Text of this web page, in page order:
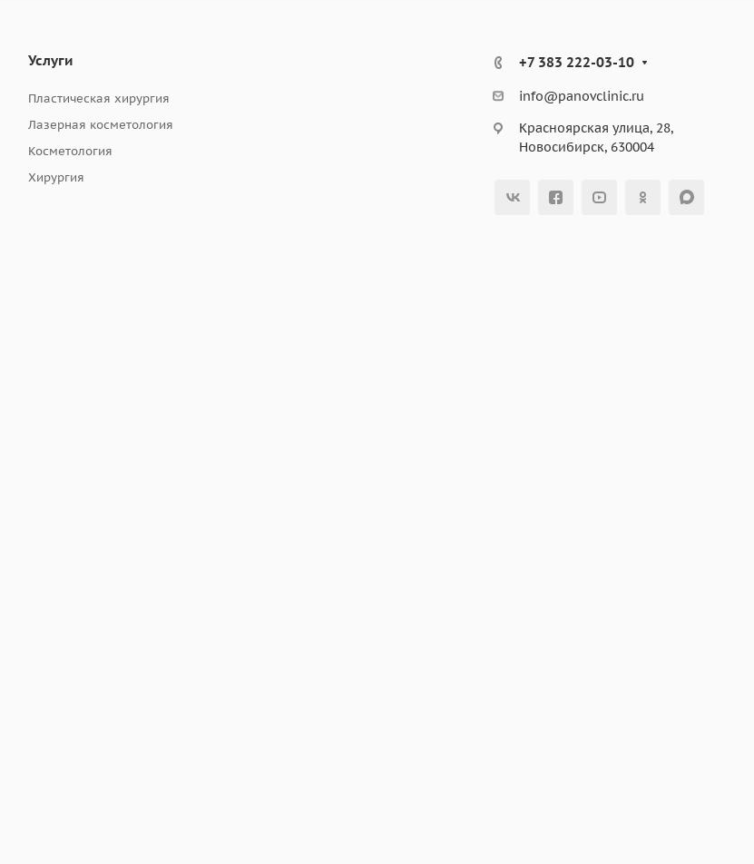
Услуги
Пластическая хирургия
Лазерная косметология
Косметология
Хирургия
+7 383 222-03-10
info@panovclinic.ru
Красноярская улица, 28,
Новосибирск, 630004